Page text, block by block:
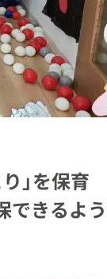
」を保育
できるよう